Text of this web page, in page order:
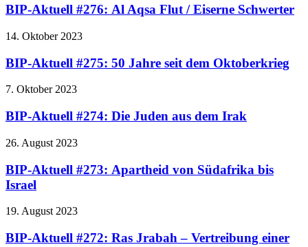
BIP-Aktuell #276: Al Aqsa Flut / Eiserne Schwerter
14. Oktober 2023
BIP-Aktuell #275: 50 Jahre seit dem Oktoberkrieg
7. Oktober 2023
BIP-Aktuell #274: Die Juden aus dem Irak
26. August 2023
BIP-Aktuell #273: Apartheid von Südafrika bis
Israel
19. August 2023
BIP-Aktuell #272: Ras Jrabah – Vertreibung einer